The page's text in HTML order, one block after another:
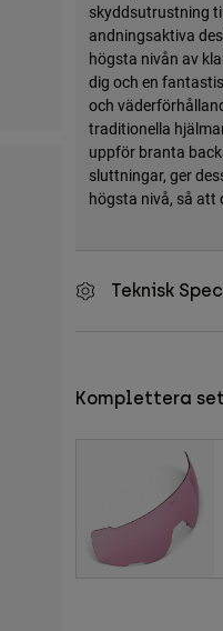
skyddsutrustning
andningsaktiva
högsta nivån av
dig och en
och
traditionella
uppför branta
sluttningar, ger
högsta nivå, så att
Teknisk
Komplettera